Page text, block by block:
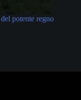
potente regno